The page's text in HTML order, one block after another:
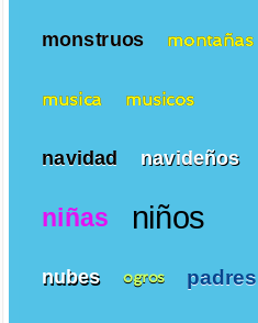
monstruos montañas
musica musicos
navidad navideños
niñas niños
nubes ogros padres